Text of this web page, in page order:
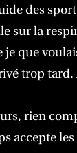
des
sur la
que
trop
rien
accepte